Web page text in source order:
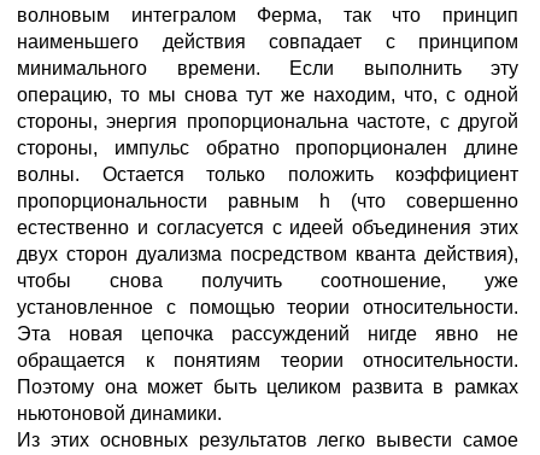
волновым интегралом Ферма, так что принцип
наименьшего действия совпадает с принципом
минимального времени. Если выполнить эту
операцию, то мы снова тут же находим, что, с одной
стороны, энергия пропорциональна частоте, с другой
стороны, импульс обратно пропорционален длине
волны. Остается только положить коэффициент
пропорциональности равным h (что совершенно
естественно и согласуется с идеей объединения этих
двух сторон дуализма посредством кванта действия),
чтобы снова получить соотношение, уже
установленное с помощью теории относительности.
Эта новая цепочка рассуждений нигде явно не
обращается к понятиям теории относительности.
Поэтому она может быть целиком развита в рамках
ньютоновой динамики.
Из этих основных результатов легко вывести самое